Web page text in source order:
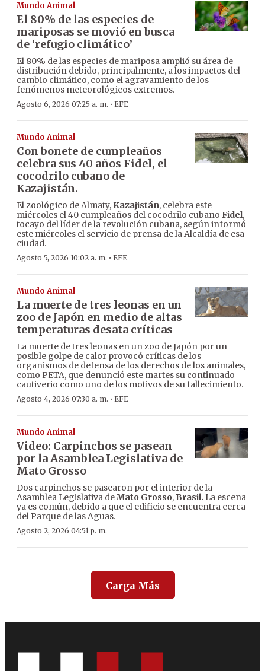
Mundo Animal
El 80% de las especies de
mariposas se movió en busca
de ‘refugio climático’
El 80% de las especies de mariposa amplió su área de
distribución debido, principalmente, a los impactos del
cambio climático, como el agravamiento de los
fenómenos meteorológicos extremos.
Agosto 6, 2026 07:25 a. m. · EFE
Mundo Animal
Con bonete de cumpleaños
celebra sus 40 años Fidel, el
cocodrilo cubano de
Kazajistán.
El zoológico de Almaty, Kazajistán, celebra este
miércoles el 40 cumpleaños del cocodrilo cubano Fidel,
tocayo del líder de la revolución cubana, según informó
este miércoles el servicio de prensa de la Alcaldía de esa
ciudad.
Agosto 5, 2026 10:02 a. m. · EFE
Mundo Animal
La muerte de tres leonas en un
zoo de Japón en medio de altas
temperaturas desata críticas
La muerte de tres leonas en un zoo de Japón por un
posible golpe de calor provocó críticas de los
organismos de defensa de los derechos de los animales,
como PETA, que denunció este martes su continuado
cautiverio como uno de los motivos de su fallecimiento.
Agosto 4, 2026 07:30 a. m. · EFE
Mundo Animal
Video: Carpinchos se pasean
por la Asamblea Legislativa de
Mato Grosso
Dos carpinchos se pasearon por el interior de la
Asamblea Legislativa deMato Grosso, Brasil. La escena
ya es común, debido a que el edificio se encuentra cerca
del Parque de las Aguas.
Agosto 2, 2026 04:51 p. m.
Carga Más